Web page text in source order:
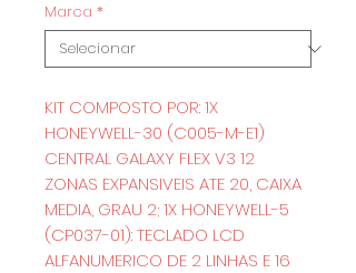
Marca *
KIT COMPOSTO POR: 1X
HONEYWELL-30 (C005-M-E1)
CENTRAL GALAXY FLEX V3 12
ZONAS EXPANSIVEIS ATE 20, CAIXA
MEDIA, GRAU 2; 1X HONEYWELL-5
(CP037-01): TECLADO LCD
ALFANUMERICO DE 2 LINHAS E 16